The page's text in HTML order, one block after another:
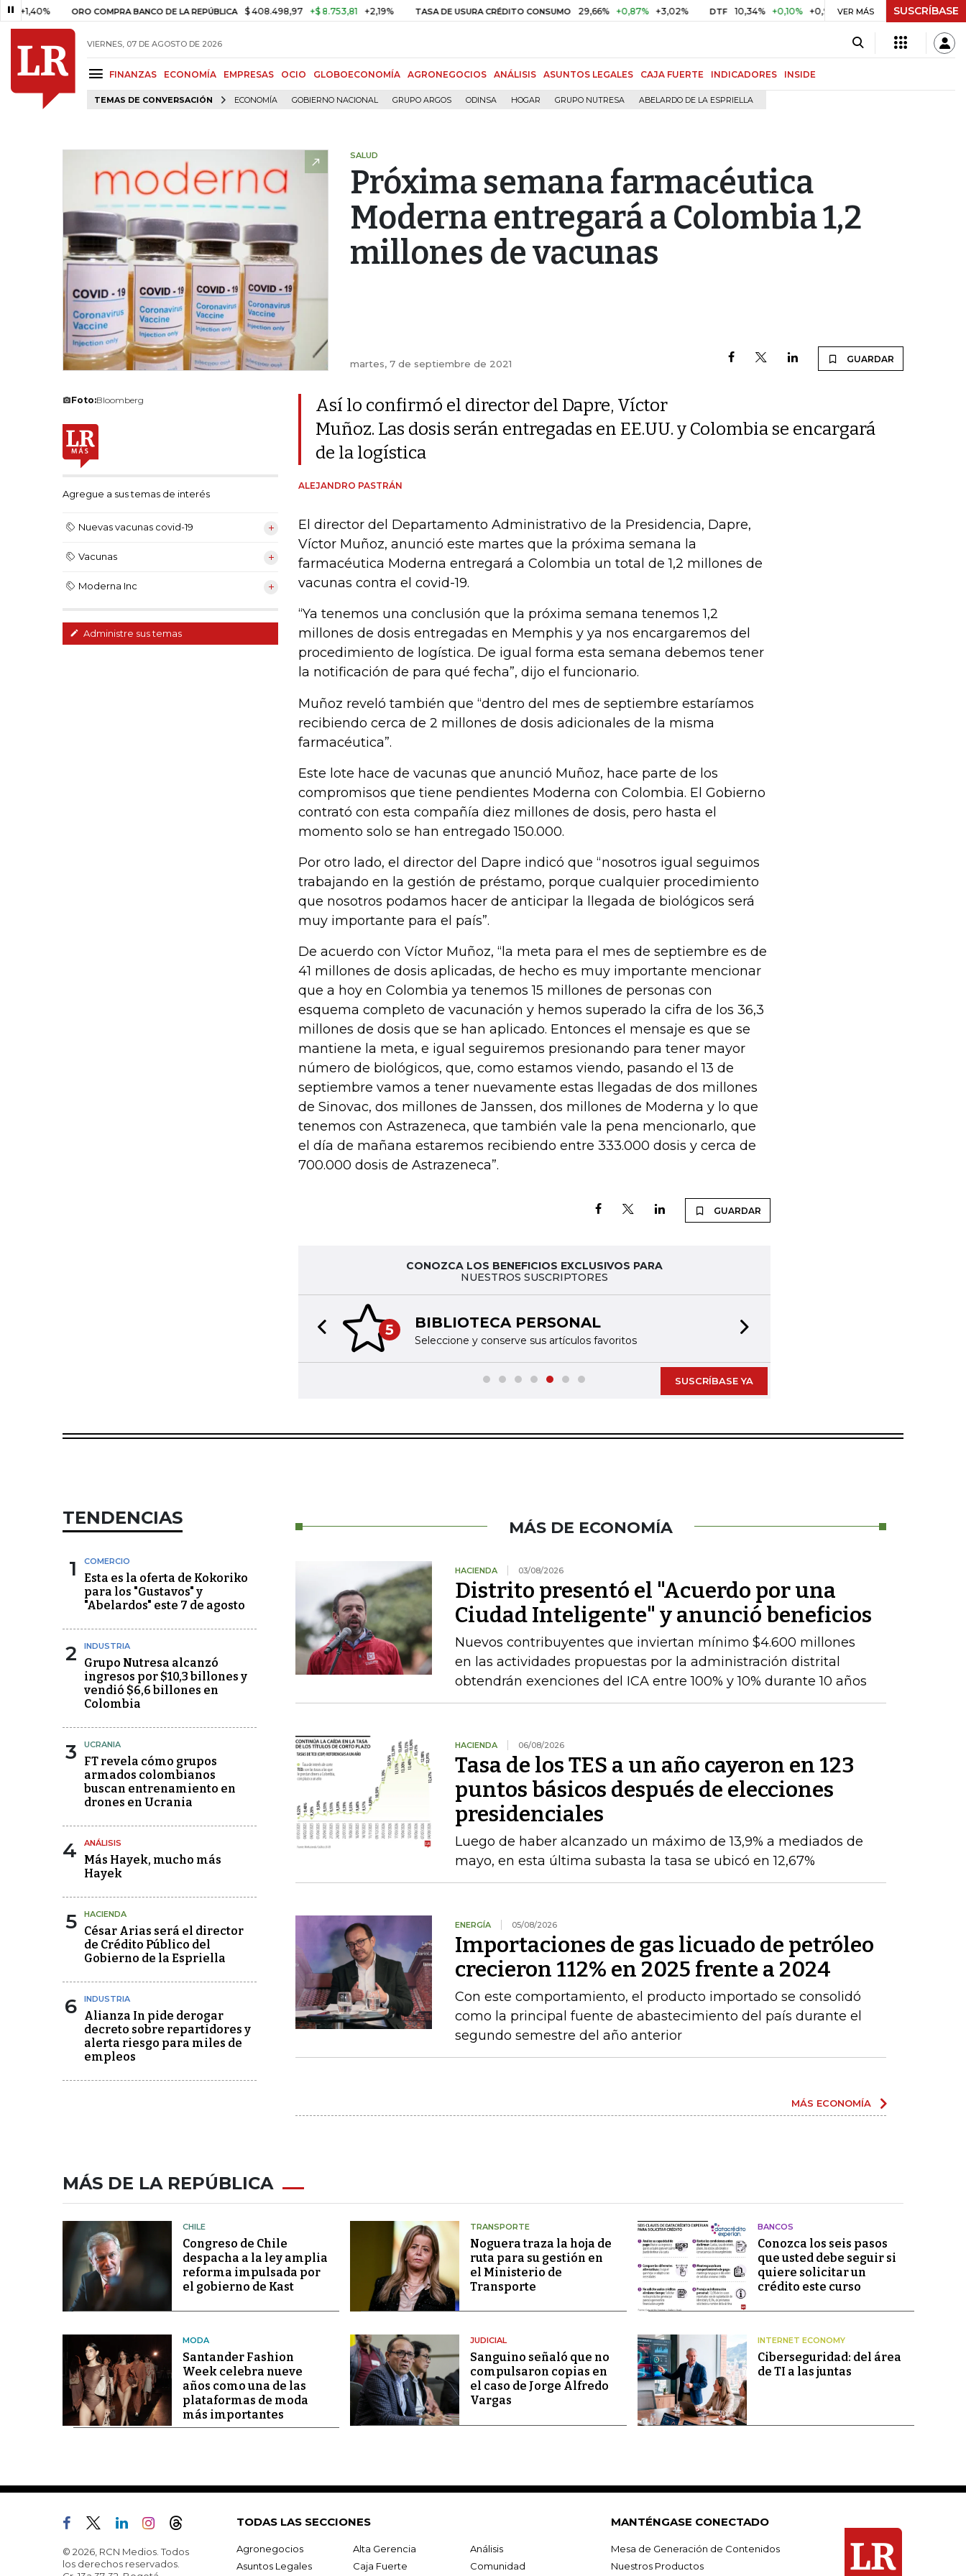
ORO COMPRA BANCO DE LA REPÚBLICA $ 408.498,97 +$ 8.753,81 +2,19% TASA DE USURA CRÉDITO CONSUMO 29,66% +0,87% +3,02% DTF 10,34% +0,10% +0,98% UVR $ 416,91 +$ 0,05 +0,01%
VER MÁS SUSCRÍBASE
VIERNES, 07 DE AGOSTO DE 2026
FINANZAS ECONOMÍA EMPRESAS OCIO GLOBOECONOMÍA AGRONEGOCIOS ANÁLISIS ASUNTOS LEGALES CAJA FUERTE INDICADORES INSIDE
TEMAS DE CONVERSACIÓN ECONOMÍA GOBIERNO NACIONAL GRUPO ARGOS ODINSA HOGAR GRUPO NUTRESA ABELARDO DE LA ESPRIELLA
SALUD
Próxima semana farmacéutica
Moderna entregará a Colombia 1,2
millones de vacunas
martes, 7 de septiembre de 2021 GUARDAR
Foto:Bloomberg
Agregue a sus temas de interés
Nuevas vacunas covid-19
Vacunas
Moderna Inc
Administre sus temas
Así lo confirmó el director del Dapre, Víctor
Muñoz. Las dosis serán entregadas en EE.UU. y Colombia se encargará
de la logística
ALEJANDRO PASTRÁN
El director del Departamento Administrativo de la Presidencia, Dapre,
Víctor Muñoz, anunció este martes que la próxima semana la
farmacéutica Moderna entregará a Colombia un total de 1,2 millones de
vacunas contra el covid-19.
“Ya tenemos una conclusión que la próxima semana tenemos 1,2
millones de dosis entregadas en Memphis y ya nos encargaremos del
procedimiento de logística. De igual forma esta semana debemos tener
la notificación de para qué fecha”, dijo el funcionario.
Muñoz reveló también que “dentro del mes de septiembre estaríamos
recibiendo cerca de 2 millones de dosis adicionales de la misma
farmacéutica”.
Este lote hace de vacunas que anunció Muñoz, hace parte de los
compromisos que tiene pendientes Moderna con Colombia. El Gobierno
contrató con esta compañía diez millones de dosis, pero hasta el
momento solo se han entregado 150.000.
Por otro lado, el director del Dapre indicó que “nosotros igual seguimos
trabajando en la gestión de préstamo, porque cualquier procedimiento
que nosotros podamos hacer de anticipar la llegada de biológicos será
muy importante para el país”.
De acuerdo con Víctor Muñoz, “la meta para el mes de septiembre es de
41 millones de dosis aplicadas, de hecho es muy importante mencionar
que a hoy en Colombia ya tenemos 15 millones de personas con
esquema completo de vacunación y hemos superado la cifra de los 36,3
millones de dosis que se han aplicado. Entonces el mensaje es que se
mantiene la meta, e igual seguiremos presionando para tener mayor
número de biológicos, que, como estamos viendo, pasando el 13 de
septiembre vamos a tener nuevamente estas llegadas de dos millones
de Sinovac, dos millones de Janssen, dos millones de Moderna y lo que
tenemos con Astrazeneca, que también vale la pena mencionarlo, que
el día de mañana estaremos recibiendo entre 333.000 dosis y cerca de
700.000 dosis de Astrazeneca”.
GUARDAR
CONOZCA LOS BENEFICIOS EXCLUSIVOS PARA
NUESTROS SUSCRIPTORES
5 BIBLIOTECA PERSONAL
Seleccione y conserve sus artículos favoritos
Previous slide
SUSCRÍBASE YA
TENDENCIAS
1 COMERCIO
Esta es la oferta de Kokoriko
para los "Gustavos" y
"Abelardos" este 7 de agosto
2 INDUSTRIA
Grupo Nutresa alcanzó
ingresos por $10,3 billones y
vendió $6,6 billones en
Colombia
3 UCRANIA
FT revela cómo grupos
armados colombianos
buscan entrenamiento en
drones en Ucrania
4 ANÁLISIS
Más Hayek, mucho más
Hayek
5 HACIENDA
César Arias será el director
de Crédito Público del
Gobierno de la Espriella
6 INDUSTRIA
Alianza In pide derogar
decreto sobre repartidores y
alerta riesgo para miles de
empleos
MÁS DE ECONOMÍA
HACIENDA 03/08/2026
Distrito presentó el "Acuerdo por una
Ciudad Inteligente" y anunció beneficios
Nuevos contribuyentes que inviertan mínimo $4.600 millones
en las actividades propuestas por la administración distrital
obtendrán exenciones del ICA entre 100% y 10% durante 10 años
HACIENDA 06/08/2026
Tasa de los TES a un año cayeron en 123
puntos básicos después de elecciones
presidenciales
Luego de haber alcanzado un máximo de 13,9% a mediados de
mayo, en esta última subasta la tasa se ubicó en 12,67%
ENERGÍA 05/08/2026
Importaciones de gas licuado de petróleo
crecieron 112% en 2025 frente a 2024
Con este comportamiento, el producto importado se consolidó
como la principal fuente de abastecimiento del país durante el
segundo semestre del año anterior
MÁS ECONOMÍA
MÁS DE LA REPÚBLICA
CHILE
Congreso de Chile
despacha a la ley amplia
reforma impulsada por
el gobierno de Kast
TRANSPORTE
Noguera traza la hoja de
ruta para su gestión en
el Ministerio de
Transporte
BANCOS
Conozca los seis pasos
que usted debe seguir si
quiere solicitar un
crédito este curso
MODA
Santander Fashion
Week celebra nueve
años como una de las
plataformas de moda
más importantes
JUDICIAL
Sanguino señaló que no
compulsaron copias en
el caso de Jorge Alfredo
Vargas
INTERNET ECONOMY
Ciberseguridad: del área
de TI a las juntas
© 2026, RCN Medios. Todos
los derechos reservados.
TODAS LAS SECCIONES
Agronegocios Alta Gerencia
Análisis
Asuntos Legales
Caja Fuerte Comunidad
MANTÉNGASE CONECTADO
Mesa de Generación de Contenidos
Nuestros Productos